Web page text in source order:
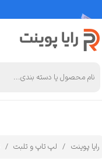
رایا پوینت لپ تاپ و تلبت